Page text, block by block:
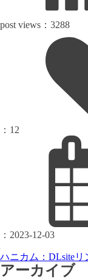
post views： 3288
： 12
： 2023-12-03
ハニカム：DLsiteリ
アーカイブ